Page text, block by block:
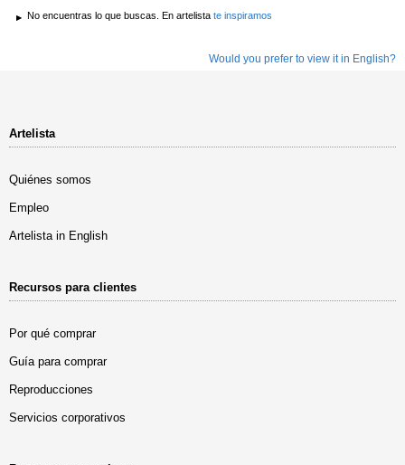
No encuentras lo que buscas. En artelista te inspiramos
Would you prefer to view it in English?
Artelista
Quiénes somos
Empleo
Artelista in English
Recursos para clientes
Por qué comprar
Guía para comprar
Reproducciones
Servicios corporativos